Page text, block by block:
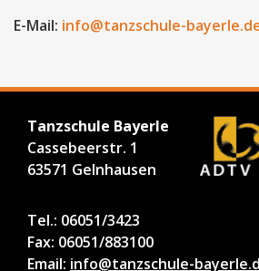
E-Mail: info@tanzschule-
Tanzschule Bayerle
Cassebeerstr. 1
63571 Gelnhausen
Tel.: 06051/3423
Fax: 06051/883100
Email: info@tanzschule-